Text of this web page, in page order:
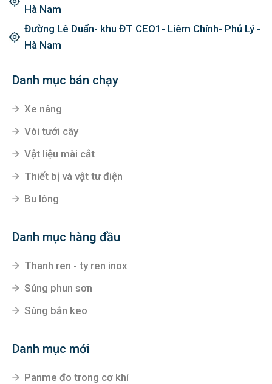
Hà Nam
Đường Lê Duẩn- khu ĐT CEO1- Liêm Chính- Phủ Lý -
Hà Nam
Danh mục bán chạy
Xe nâng
Vòi tưới cây
Vật liệu mài cắt
Thiết bị và vật tư điện
Bu lông
Danh mục hàng đầu
Thanh ren - ty ren inox
Súng phun sơn
Súng bắn keo
Danh mục mới
Panme đo trong cơ khí